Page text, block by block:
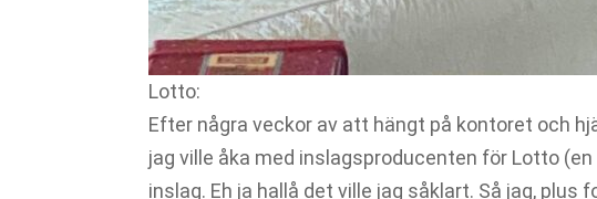
Lotto:
Efter några veckor av att hängt på kontoret och
jag ville åka med inslagsproducenten för Lotto
inslag. Eh ja hallå det ville jag såklart. Så jag,